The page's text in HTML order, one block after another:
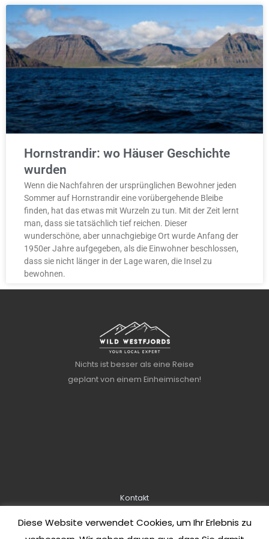
Hornstrandir: wo Häuser Geschichte
wurden
Wenn die Nachfahren der ursprünglichen Bewohner jeden
Sommer auf Hornstrandir eine vorübergehende Bleibe
finden, hat das etwas mit Wurzeln zu tun. Mit der Zeit lernt
man, dass sie tatsächlich tief reichen. Dieser
wunderschöne, aber unnachgiebige Ort wurde Anfang der
1950er Jahre aufgegeben, als die Einwohner beschlossen,
dass sie nicht länger in der Lage waren, die Insel zu
bewohnen.
Nichts ist besser als eine Reise
geplant von einem Einheimischen!
Kontakt
Informationen zur Buchung
Diese Website verwendet Cookies, um Ihr Erlebnis zu